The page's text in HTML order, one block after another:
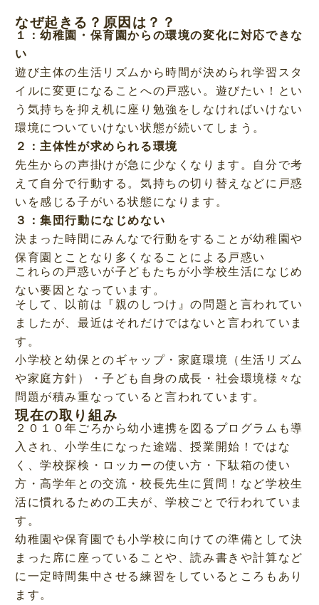
なぜ起きる？原因は？？
１：幼稚園・保育園からの環境の変化に対応できな
い
遊び主体の生活リズムから時間が決められ学習スタ
イルに変更になることへの戸惑い。遊びたい！とい
う気持ちを抑え机に座り勉強をしなければいけない
環境についていけない状態が続いてしまう。
２：主体性が求められる環境
先生からの声掛けが急に少なくなります。自分で考
えて自分で行動する。気持ちの切り替えなどに戸惑
いを感じる子がいる状態になります。
３：集団行動になじめない
決まった時間にみんなで行動をすることが幼稚園や
保育園とことなり多くなることによる戸惑い
これらの戸惑いが子どもたちが小学校生活になじめ
ない要因となっています。
そして、以前は『親のしつけ』の問題と言われてい
ましたが、最近はそれだけではないと言われていま
す。
小学校と幼保とのギャップ・家庭環境（生活リズム
や家庭方針）・子ども自身の成長・社会環境様々な
問題が積み重なっていると言われています。
現在の取り組み
２０１０年ごろから幼小連携を図るプログラムも導
入され、小学生になった途端、授業開始！ではな
く、学校探検・ロッカーの使い方・下駄箱の使い
方・高学年との交流・校長先生に質問！など学校生
活に慣れるための工夫が、学校ごとで行われていま
す。
幼稚園や保育園でも小学校に向けての準備として決
まった席に座っていることや、読み書きや計算など
に一定時間集中させる練習をしているところもあり
ます。